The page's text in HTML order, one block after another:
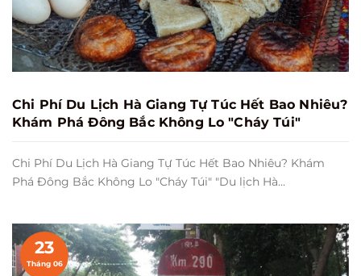
Chi Phí Du Lịch Hà Giang Tự Túc Hết Bao Nhiêu?
Khám Phá Đông Bắc Không Lo "Cháy Túi"
Chi Phí Du Lịch Hà Giang Tự Túc Hết Bao Nhiêu? Khám
Phá Đông Bắc Không Lo "Cháy Túi" "Du lịch Hà...
23
Tháng 06